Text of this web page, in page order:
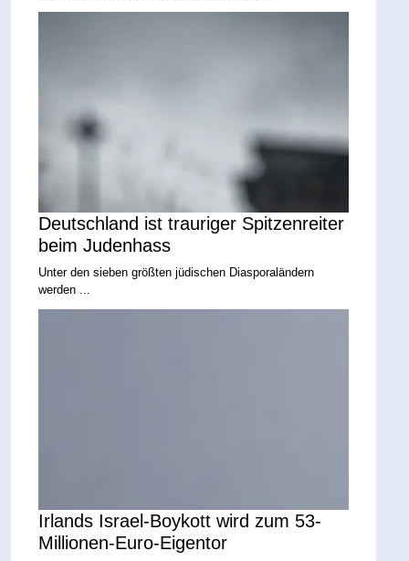
Deutschland ist trauriger Spitzenreiter
beim Judenhass
Unter den sieben größten jüdischen Diasporaländern
werden ...
Irlands Israel-Boykott wird zum 53-
Millionen-Euro-Eigentor